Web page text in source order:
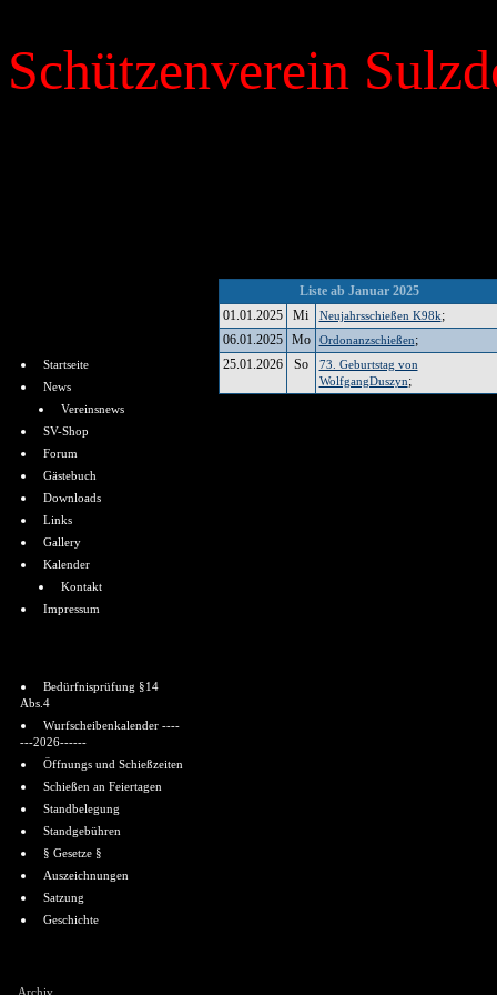
Schützenverein
Startseite
News
Vereinsnews
SV-Shop
Forum
Gästebuch
Downloads
Links
Gallery
Kalender
Kontakt
Impressum
Bedürfnisprüfung §14
Abs.4
Wurfscheibenkalender ----
---2026------
Öffnungs und Schießzeiten
Schießen an Feiertagen
Standbelegung
Standgebühren
§ Gesetze §
Auszeichnungen
Satzung
Geschichte
Archiv
Liste ab Januar 2025
01.01.2025
Mi Neujahrsschießen K98k;
06.01.2025
Mo Ordonanzschießen;
25.01.2026
So
73. Geburtstag von
WolfgangDuszyn;